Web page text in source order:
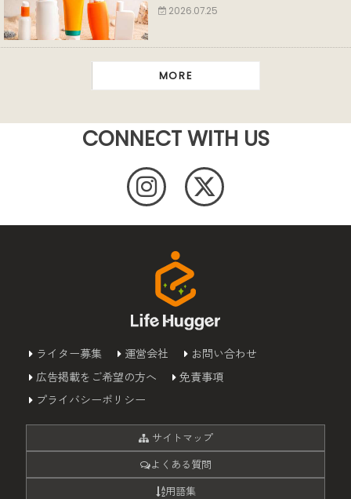
2026.07.25
MORE
CONNECT WITH US
ライター募集 運営会社
お問い合わせ
広告掲載をご希望の方へ
免責事項
プライバシーポリシー
サイトマップ
よくある質問
用語集